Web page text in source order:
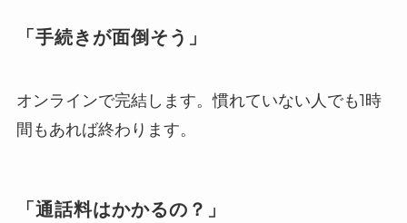
「手続きが面倒そう」
オンラインで完結します。慣れていない人でも1時
間もあれば終わります。
「通話料はかかるの？」